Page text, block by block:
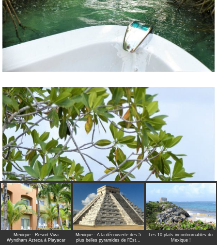
Mexique : Resort Viva
Wyndham Azteca à Playacar
Mexique : A la découverte des 5
plus belles pyramides de l'Est…
Les 10 plats incontournables du
Mexique !